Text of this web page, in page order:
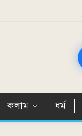
কলাম ধর্ম